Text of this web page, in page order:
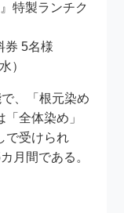
特製ランチク
券 5名様
）
、「根元染め
全体染め」
で受けられ
月間である。